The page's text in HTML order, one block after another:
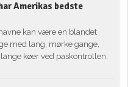
Amerikas bedste
kan være en blandet
med lang, mørke gange,
køer ved paskontrollen.